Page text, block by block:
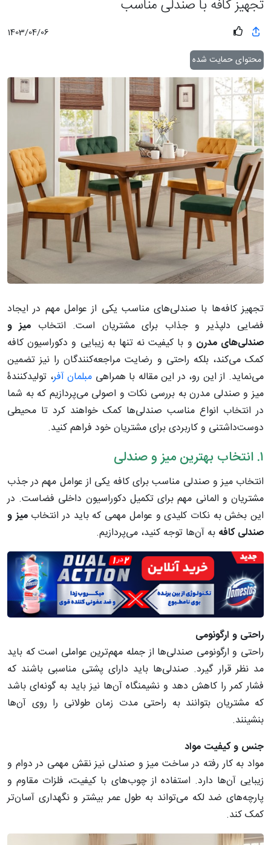
تجهیز کافه با صندلی‌ مناسب
1403/04/06
محتوای حمایت شده
تجهیز کافه‌ها با صندلی‌های مناسب یکی از عوامل مهم در ایجاد
فضایی دلپذیر و جذاب برای مشتریان است. انتخاب میز و
صندلیهای مدرن و با کیفیت نه تنها به زیبایی و دکوراسیون کافه
کمک می‌کند، بلکه راحتی و رضایت مراجعه‌کنندگان را نیز تضمین
می‌نماید. از این رو، در این مقاله با همراهی مبلمان آفر، تولیدکنندۀ
میز و صندلی مدرن به بررسی نکات و اصولی می‌پردازیم که به شما
در انتخاب انواع مناسب صندلی‌ها کمک خواهند کرد تا محیطی
دوست‌داشتنی و کاربردی برای مشتریان خود فراهم کنید.
۱. انتخاب بهترین میز و صندلی
انتخاب میز و صندلی مناسب برای کافه یکی از عوامل مهم در جذب
مشتریان و المانی مهم برای تکمیل دکوراسیون داخلی فضاست. در
این بخش به نکات کلیدی و عوامل مهمی که باید در انتخابمیز و
صندلی کافه به آن‌ها توجه کنید، می‌پردازیم.
راحتی و ارگونومی
راحتی و ارگونومی صندلی‌ها از جمله مهم‌ترین عواملی است که باید
مد نظر قرار گیرد. صندلی‌ها باید دارای پشتی مناسبی باشند که
فشار کمر را کاهش دهد و نشیمنگاه آن‌ها نیز باید به گونه‌ای باشد
که مشتریان بتوانند به راحتی مدت زمان طولانی را روی آن‌ها
بنشینند.
جنس وکیفیت مواد
مواد به کار رفته در ساخت میز و صندلی نیز نقش مهمی در دوام و
زیبایی آن‌ها دارد. استفاده از چوب‌های با کیفیت، فلزات مقاوم و
پارچه‌های ضد لکه می‌تواند به طول عمر بیشتر و نگهداری آسان‌تر
کمک کند.